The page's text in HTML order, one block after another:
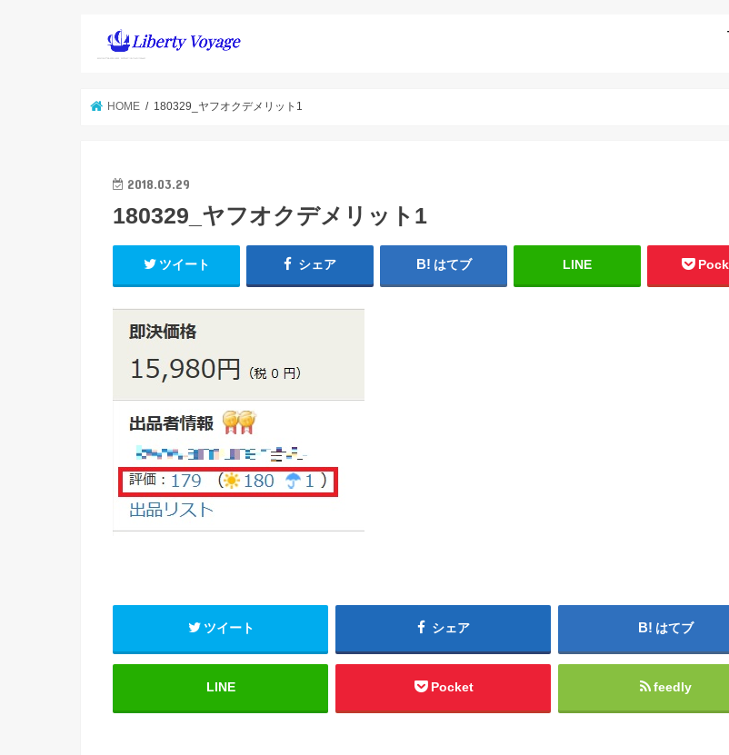
HOME 180329_ヤフオクデメリット1
2018.03.29
180329_ヤフオクデメリット1
ツイート シェア はてブ LINE
ツイート シェア はてブ
LINE Pocket feedly